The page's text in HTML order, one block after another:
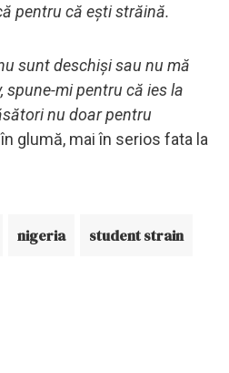
pentru că ești străină.
sunt deschiși sau nu mă
mi pentru că ies la
nu doar pentru
glumă, mai în serios fata la
nigeria student strain